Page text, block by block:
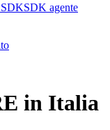
SDK agente
in Italia